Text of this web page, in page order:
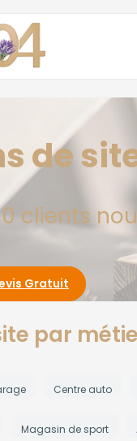
de
clients
Gratuit
par
Centre auto
Magasin de sport